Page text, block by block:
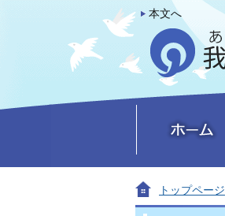
本文へ
トップページ